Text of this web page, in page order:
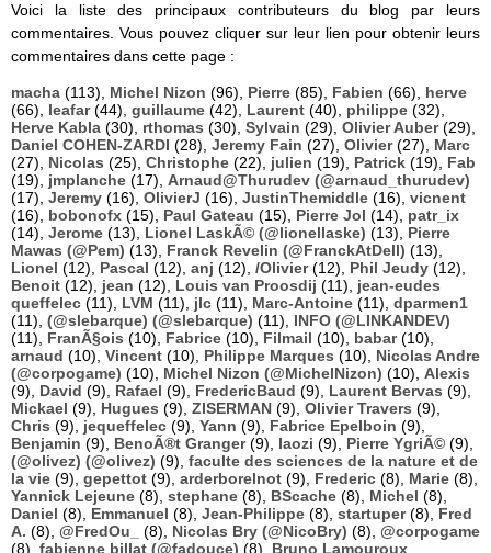
Voici la liste des principaux contributeurs du blog par leurs
commentaires. Vous pouvez cliquer sur leur lien pour obtenir leurs
commentaires dans cette page :
macha (113), Michel Nizon (96), Pierre (85), Fabien (66), herve
(66), leafar(44), guillaume (42), Laurent (40), philippe (32),
Herve Kabla (30), rthomas (30), Sylvain (29), Olivier Auber(29),
Daniel COHEN-ZARDI (28), Jeremy Fain (27), Olivier(27), Marc
(27), Nicolas (25), Christophe (22), julien (19), Patrick (19), Fab
(19), jmplanche (17), Arnaud@Thurudev (@arnaud_thurudev)
(17), Jeremy (16), OlivierJ (16), JustinThemiddle (16), vicnent
(16), bobonofx (15), Paul Gateau (15), Pierre Jol (14), patr_ix
(14), Jerome (13), Lionel LaskÃ© (@lionellaske) (13), Pierre
Mawas (@Pem) (13), Franck Revelin (@FranckAtDell) (13),
Lionel (12), Pascal (12), anj (12), /Olivier(12), Phil Jeudy (12),
Benoit (12), jean (12), Louis van Proosdij (11), jean-eudes
queffelec (11), LVM (11), jlc (11), Marc-Antoine (11), dparmen1
(11), (@slebarque) (@slebarque) (11), INFO (@LINKANDEV)
(11), FranÃ§ois (10), Fabrice (10), Filmail (10), babar(10),
arnaud (10), Vincent (10), Philippe Marques (10), Nicolas Andre
(@corpogame) (10), Michel Nizon (@MichelNizon) (10), Alexis
(9), David (9), Rafael (9), FredericBaud (9), Laurent Bervas (9),
Mickael (9), Hugues (9), ZISERMAN (9), Olivier Travers (9),
Chris (9), jequeffelec (9), Yann (9), Fabrice Epelboin (9),
Benjamin (9), BenoÃ®t Granger(9), laozi (9), Pierre YgriÃ© (9),
(@olivez) (@olivez) (9), faculte des sciences de la nature et de
la vie (9), gepettot (9), arderborelnot (9), Frederic (8), Marie (8),
Yannick Lejeune (8), stephane (8), BScache (8), Michel (8),
Daniel (8), Emmanuel (8), Jean-Philippe (8), startuper(8), Fred
A. (8), @FredOu_ (8), Nicolas Bry (@NicoBry) (8), @corpogame
(8), fabienne billat (@fadouce) (8), Bruno Lamouroux